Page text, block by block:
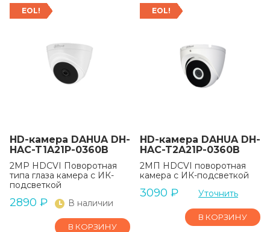
EOL!
HD-камера DAHUA DH-
HAC-T1A21P-0360B
2MP HDCVI Поворотная
типа глаза камера с ИК-
подсветкой
2890 ₽ В наличии
В КОРЗИНУ
EOL!
HD-камера DAHUA DH-
HAC-T2A21P-0360B
2MП HDCVI поворотная
камера с ИК-подсветкой
3090 ₽ Уточнить
В КОРЗИНУ